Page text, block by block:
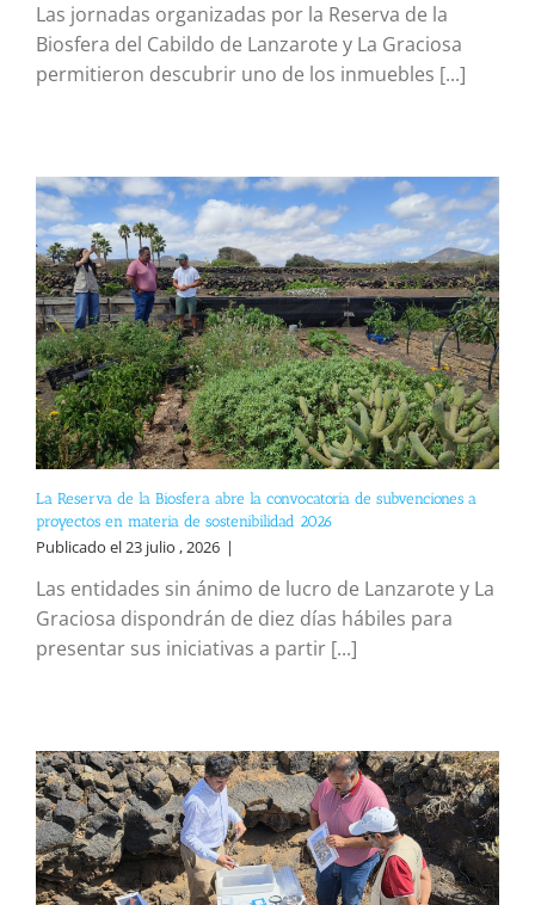
Las jornadas organizadas por la Reserva de la
Biosfera del Cabildo de Lanzarote y La Graciosa
permitieron descubrir uno de los inmuebles [...]
La Reserva de la Biosfera abre la convocatoria de subvenciones a
proyectos en materia de sostenibilidad 2026
Publicado el 23 julio , 2026 |
Las entidades sin ánimo de lucro de Lanzarote y La
Graciosa dispondrán de diez días hábiles para
presentar sus iniciativas a partir [...]